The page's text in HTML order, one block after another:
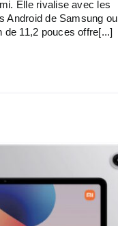
Elle rivalise avec les
Android de Samsung ou
de 11,2 pouces offre[...]